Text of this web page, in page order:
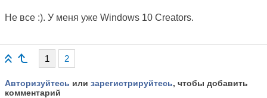
Не все :). У меня уже Windows 10 Creators.
1 2
Авторизуйтесь или зарегистрируйтесь, чтобы добавить
комментарий